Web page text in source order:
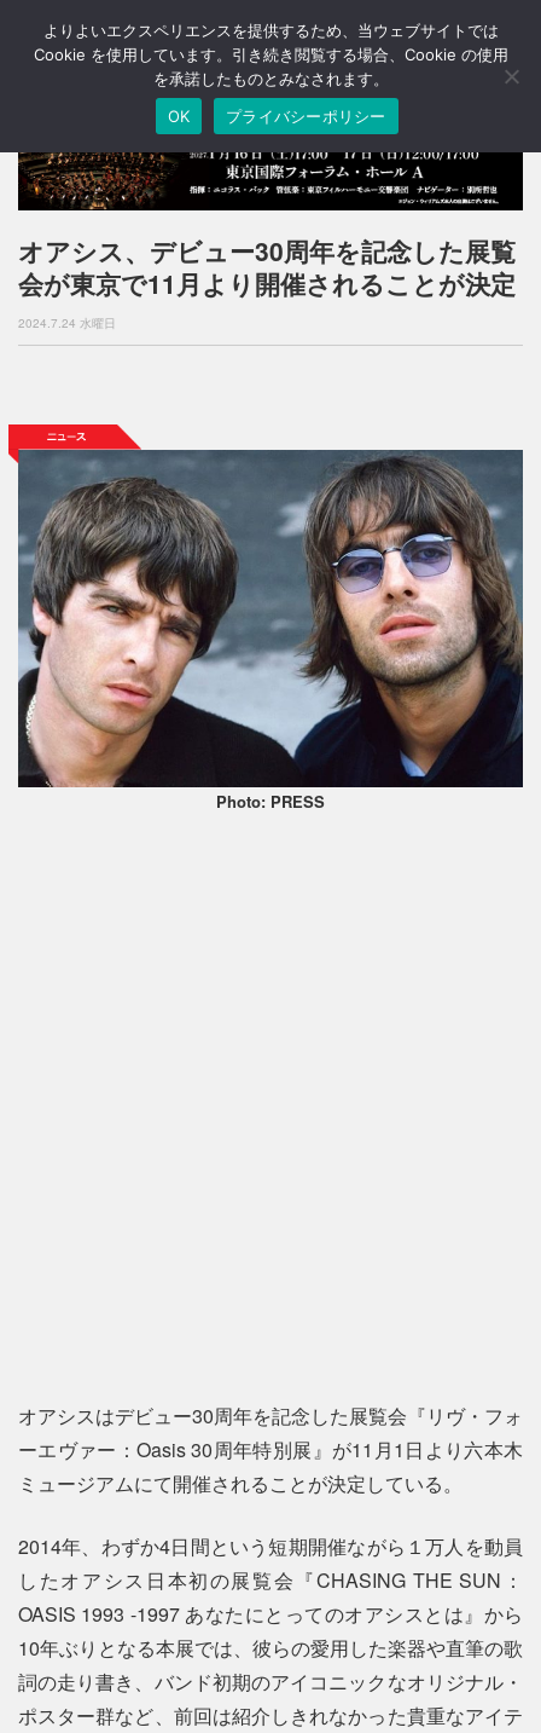
T
o
a
v
i
g
a
o
オアシス、デビュー30周年を記念した展覧
会が東京で11月より開催されることが決定
2024.7.24 水曜日
Photo: PRESS
オアシスはデビュー30周年を記念した展覧会『リヴ・フォ
ーエヴァー：Oasis 30周年特別展』が11月1日より六本木
ミュージアムにて開催されることが決定している。
2014年、わずか4日間という短期開催ながら１万人を動員
したオアシス日本初の展覧会『CHASING THE SUN：
OASIS 1993 -1997 あなたにとってのオアシスとは』から
10年ぶりとなる本展では、彼らの愛用した楽器や直筆の歌
詞の走り書き、バンド初期のアイコニックなオリジナル・
ポスター群など、前回は紹介しきれなかった貴重なアイテ
よりよいエクスペリエンスを提供するため、当ウェブサイトでは
Cookie を使用しています。引き続き閲覧する場合、Cookie の使用
を承諾したものとみなされます。
OK
プライバシーポリシー